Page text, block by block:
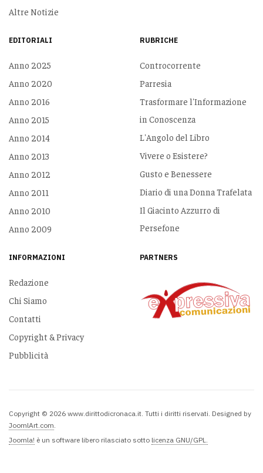
Altre Notizie
EDITORIALI
Anno 2025
Anno 2020
Anno 2016
Anno 2015
Anno 2014
Anno 2013
Anno 2012
Anno 2011
Anno 2010
Anno 2009
RUBRICHE
Controcorrente
Parresia
Trasformare l'Informazione
in Conoscenza
L'Angolo del Libro
Vivere o Esistere?
Gusto e Benessere
Diario di una Donna Trafelata
Il Giacinto Azzurro di
Persefone
INFORMAZIONI
Redazione
Chi Siamo
Contatti
Copyright & Privacy
Pubblicità
PARTNERS
Copyright © 2026 www.dirittodicronaca.it. Tutti i diritti riservati. Designed by
JoomlArt.com
Joomla! è un software libero rilasciato sotto licenza GNU/GPL.